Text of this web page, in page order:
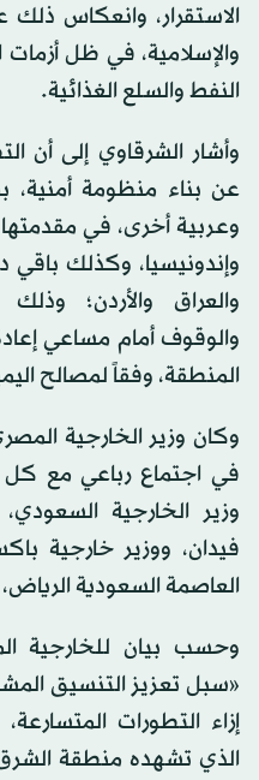
الاستقرار، وانعكاس
والإسلامية، في ظل أزمات
النفط والسلع الغذائية.
وأشار الشرقاوي إلى أن
عن بناء منظومة أمنية،
وعربية أخرى، في مقدمتها
وإندونيسيا، وكذلك
والعراق والأردن؛ وذلك
والوقوف أمام مساعي
المنطقة، وفقاً لمصالح
وكان وزير الخارجية
في اجتماع رباعي مع كل
وزير الخارجية
فيدان، ووزير خارجية
العاصمة السعودية الرياض،
وحسب بيان للخارجية
«سبل تعزيز التنسيق
إزاء التطورات
الذي تشهده منطقة